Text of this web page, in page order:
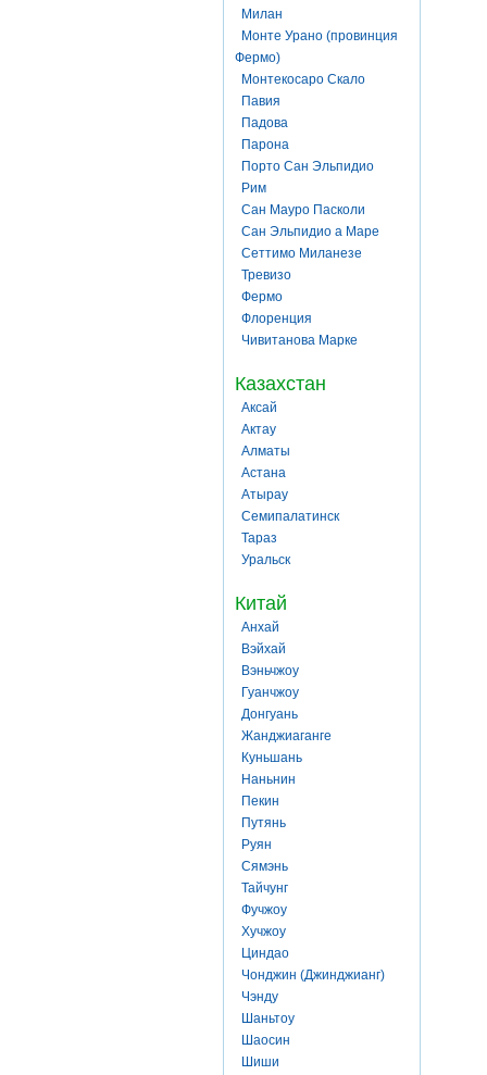
Милан
Монте Урано (провинция
Фермо)
Монтекосаро Скало
Павия
Падова
Парона
Порто Сан Эльпидио
Рим
Сан Мауро Пасколи
Сан Эльпидио а Маре
Сеттимо Миланезе
Тревизо
Фермо
Флоренция
Чивитанова Марке
Казахстан
Аксай
Актау
Алматы
Астана
Атырау
Семипалатинск
Тараз
Уральск
Китай
Анхай
Вэйхай
Вэньчжоу
Гуанчжоу
Донгуань
Жанджиаганге
Куньшань
Наньнин
Пекин
Путянь
Руян
Сямэнь
Тайчунг
Фучжоу
Хучжоу
Циндао
Чонджин (Джинджианг)
Чэнду
Шаньтоу
Шаосин
Шиши